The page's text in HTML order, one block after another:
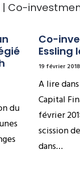
Co-
du
Co-
Essling
19 février 2018
A lire
Capital
février
scission
dans…